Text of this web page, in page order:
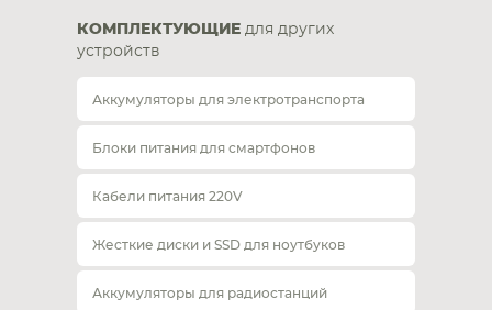
КОМПЛЕКТУЮЩИЕ для других
устройств
Аккумуляторы для электротранспорта
Блоки питания для смартфонов
Кабели питания 220V
Жесткие диски и SSD для ноутбуков
Аккумуляторы для радиостанций